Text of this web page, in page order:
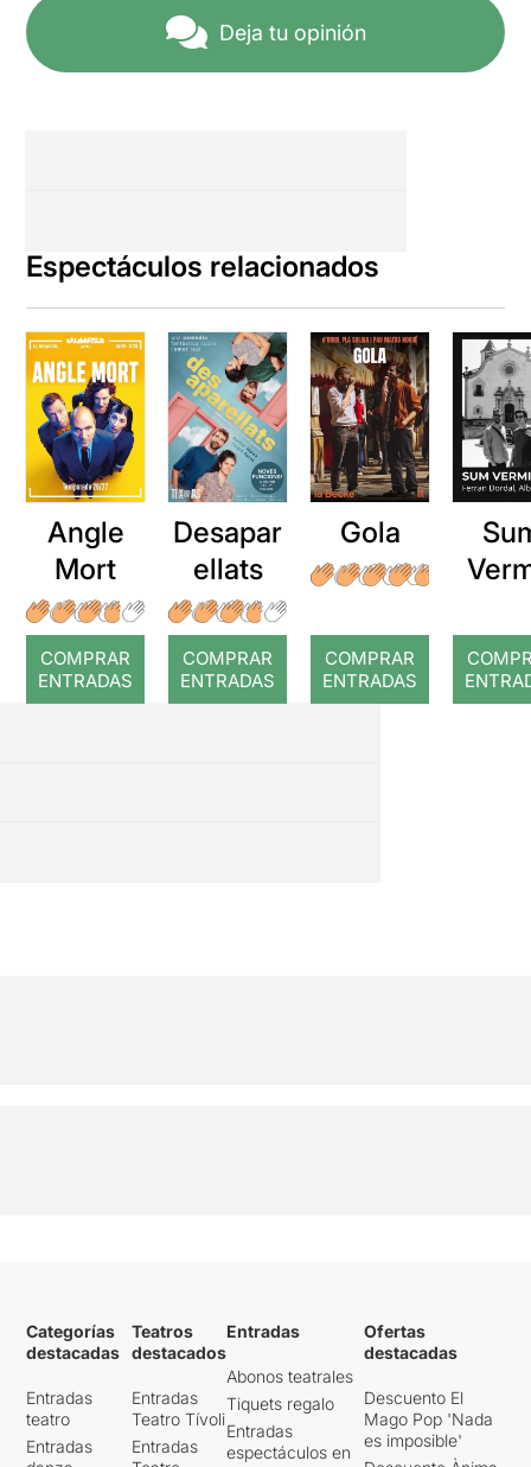
Deja tu opinión
Espectáculos relacionados
Angle
Mort
COMPRAR
ENTRADAS
Desapar
ellats
COMPRAR
ENTRADAS
Gola
COMPRAR
ENTRADAS
Categorías
destacadas
Entradas
teatro
Entradas
Teatros
destacados
Entradas
Teatro Tívoli
Entradas
Entradas
Abonos teatrales
Tiquets regalo
Entradas
espectáculos en
Ofertas
destacadas
Descuento El
Mago Pop 'Nada
es imposible'